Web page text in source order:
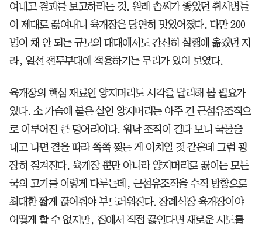
여내고 결과를 보고하라는 것. 원래 솜씨가 좋았던 취사병들
이 제대로 끓여내니 육개장은 당연히 맛있어졌다. 다만 200
명이 채 안 되는 규모의 대대에서도 간신히 실행에 옮겼던 지
라, 일선 전투부대에 적용하기는 무리가 있어 보였다.
육개장의 핵심 재료인 양지머리도 시각을 달리해 볼 필요가
있다. 소 가슴에 붙은 살인 양지머리는 아주 긴 근섬유조직으
로 이루어진 큰 덩어리이다. 워낙 조직이 길다 보니 국물을
내고 나면 결을 따라 쪽쪽 찢는 게 이치일 것 같은데 그럼 굉
장히 질겨진다. 육개장 뿐만 아니라 양지머리로 끓이는 모든
국의 고기를 이렇게 다루는데, 근섬유조직을 수직 방향으로
최대한 짧게 끊어줘야 부드러워진다. 장례식장 육개장이야
어떻게 할 수 없지만, 집에서 직접 끓인다면 새로운 시도를